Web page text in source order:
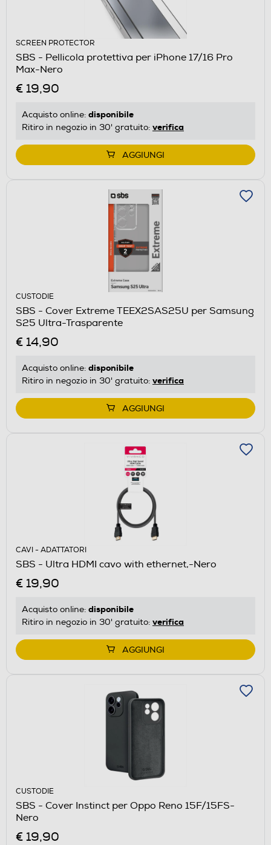
SCREEN PROTECTOR
SBS - Pellicola protettiva per iPhone 17/16 Pro
Max-Nero
€ 19,90
Acquisto online: disponibile
Ritiro in negozio in 30' gratuito: verifica
AGGIUNGI
CUSTODIE
SBS - Cover Extreme TEEX2SAS25U per Samsung
S25 Ultra-Trasparente
€ 14,90
Acquisto online: disponibile
Ritiro in negozio in 30' gratuito: verifica
AGGIUNGI
CAVI - ADATTATORI
SBS - Ultra HDMI cavo with ethernet,-Nero
€ 19,90
Acquisto online: disponibile
Ritiro in negozio in 30' gratuito: verifica
AGGIUNGI
CUSTODIE
SBS - Cover Instinct per Oppo Reno 15F/15FS-
Nero
€ 19,90